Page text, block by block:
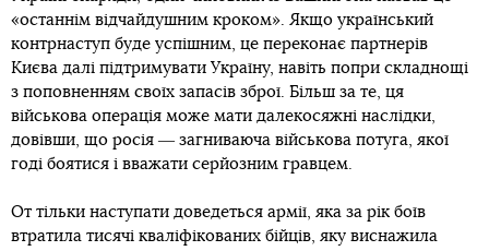
«останнім відчайдушним кроком». Якщо український
контрнаступ буде успішним, це переконає партнерів
Києва далі підтримувати Україну, навіть попри складнощі
з поповненням своїх запасів зброї. Більш за те, ця
військова операція може мати далекосяжні наслідки,
довівши, що росія ― загниваюча військова потуга, якої
годі боятися і вважати серйозним гравцем.
От тільки наступати доведеться армії, яка за рік боїв
втратила тисячі кваліфікованих бійців, яку виснажила